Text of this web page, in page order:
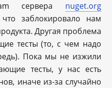
сервера nuget.org
что заблокировало нам
Другая проблема
тесты (то, с чем надо
Пока мы не изжили
тесты, у нас есть
иначе из-за случайно